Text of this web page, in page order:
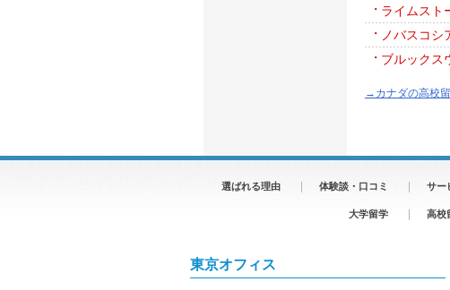
ライムスト
ノバスコシ
ブルックス
→カナダの高校
選ばれる理由 体験談・口コミ サー
大学留学 高校
東京オフィス